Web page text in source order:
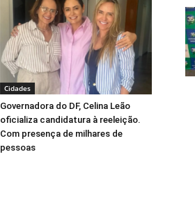
Cidades
Governadora do DF, Celina Leão
oficializa candidatura à reeleição.
Com presença de milhares de
pessoas